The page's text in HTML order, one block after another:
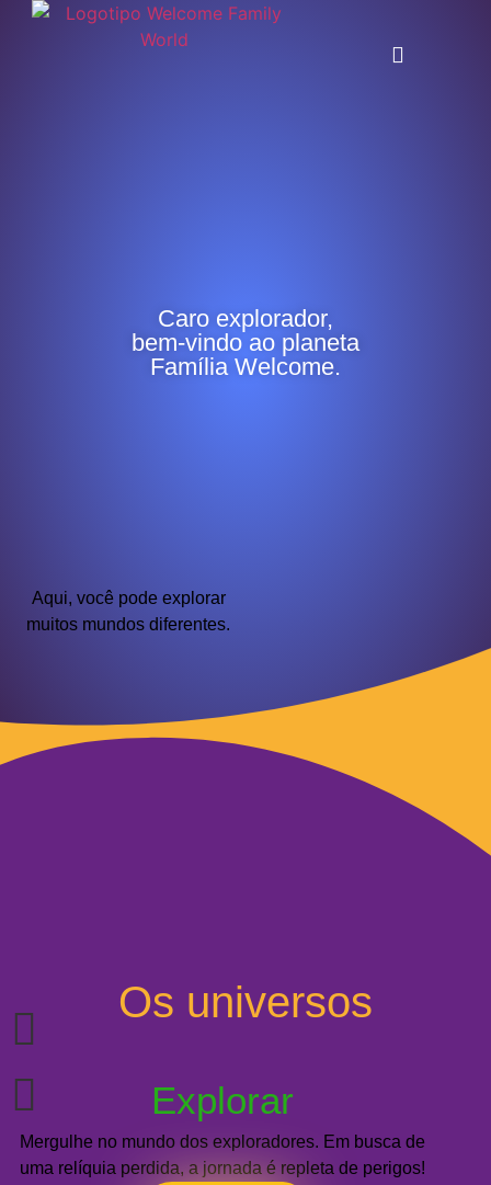
Caro explorador,
bem-vindo ao planeta
Família Welcome.
Aqui, você pode explorar
muitos mundos diferentes.
Os universos
Explorar
Mergulhe no mundo dos exploradores. Em busca de
uma relíquia perdida, a jornada é repleta de perigos!